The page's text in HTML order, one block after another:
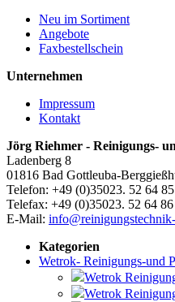
Neu im Sortiment
Angebote
Faxbestellschein
Unternehmen
Impressum
Kontakt
Jörg Riehmer - Reinigungs-
Ladenberg 8
01816 Bad Gottleuba-
Telefon: +49 (0)35023. 52 64 85
Telefax: +49 (0)35023. 52 64 86
E-Mail:
Kategorien
Wetrok- Reinigungs-und
Wetrok
Wetrok